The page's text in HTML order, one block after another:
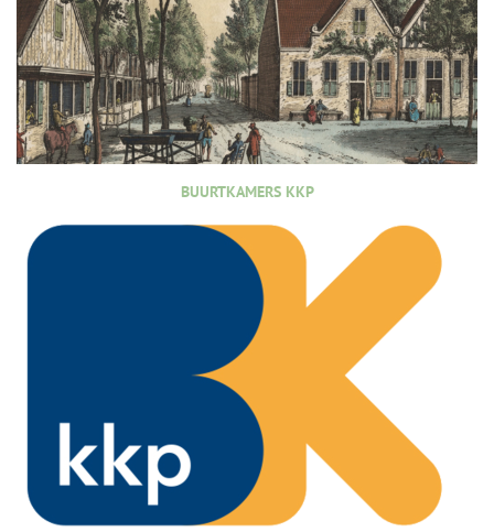
BUURTKAMERS KKP